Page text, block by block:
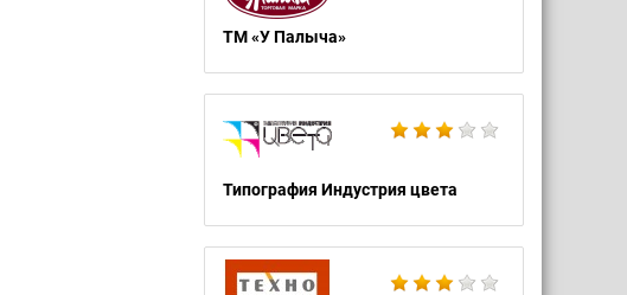
ТМ «У Палыча»
Типография Индустрия цвета